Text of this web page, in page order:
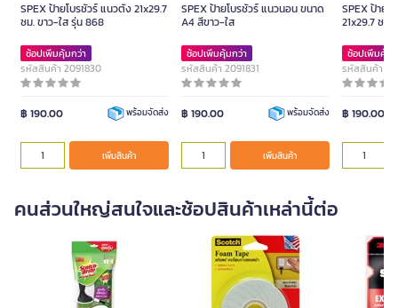
SPEX ป้ายโบรชัวร์ แนวตั้ง 21x29.7
ซม. ขาว-ใส รุ่น 868
ช้อปเพิ่มคุ้มกว่า
รหัสสินค้า 2091830
฿ 190.00 พร้อมจัดส่ง
เพิ่มสินค้า
SPEX ป้ายโบรชัวร์ แนวนอน ขนาด
A4 สีขาว-ใส
ช้อปเพิ่มคุ้มกว่า
รหัสสินค้า 2091831
฿ 190.00 พร้อมจัดส่ง
เพิ่มสินค้า
SPEX ป้าย
21x29.7 ซม.
ช้อปเพิ่มคุ้ม
รหัสสินค้า
฿ 190.00
คนส่วนใหญ่สนใจและช้อปสินค้าเหล่านี้ต่อ